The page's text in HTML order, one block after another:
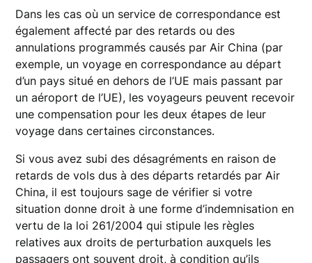
Dans les cas où un service de correspondance est
également affecté par des retards ou des
annulations programmés causés par Air China (par
exemple, un voyage en correspondance au départ
d’un pays situé en dehors de l’UE mais passant par
un aéroport de l’UE), les voyageurs peuvent recevoir
une compensation pour les deux étapes de leur
voyage dans certaines circonstances.
Si vous avez subi des désagréments en raison de
retards de vols dus à des départs retardés par Air
China, il est toujours sage de vérifier si votre
situation donne droit à une forme d’indemnisation en
vertu de la loi 261/2004 qui stipule les règles
relatives aux droits de perturbation auxquels les
passagers ont souvent droit, à condition qu’ils